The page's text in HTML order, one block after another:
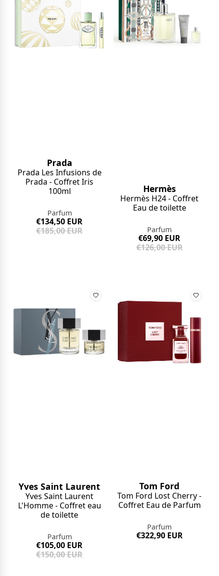
Prada
Prada Les Infusions de
Prada - Coffret Iris
100ml
Parfum
€134,50 EUR
€185,00 EUR
Hermès
Hermès H24 - Coffret
Eau de toilette
Parfum
€69,90 EUR
€126,00 EUR
Yves Saint Laurent
Yves Saint Laurent
L'Homme - Coffret eau
de toilette
Parfum
€105,00 EUR
€150,00 EUR
Tom Ford
Tom Ford Lost Cherry -
Coffret Eau de Parfum
Parfum
€322,90 EUR